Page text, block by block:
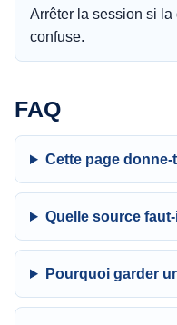
Arrêter la session si
confuse.
FAQ
Cette page
Quelle source
Pourquoi garder